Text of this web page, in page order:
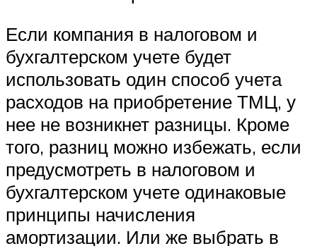
Если компания в налоговом и
бухгалтерском учете будет
использовать один способ учета
расходов на приобретение ТМЦ, у
нее не возникнет разницы. Кроме
того, разниц можно избежать, если
предусмотреть в налоговом и
бухгалтерском учете одинаковые
принципы начисления
амортизации. Или же выбрать в